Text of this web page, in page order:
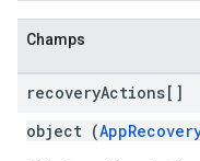
Champs
recoveryActions[]
object (